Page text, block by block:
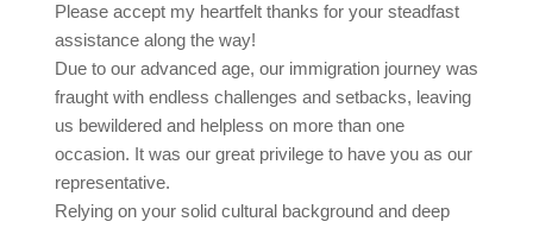
Please accept my heartfelt thanks for your steadfast
assistance along the way!
Due to our advanced age, our immigration journey was
fraught with endless challenges and setbacks, leaving
us bewildered and helpless on more than one
occasion. It was our great privilege to have you as our
representative.
Relying on your solid cultural background and deep